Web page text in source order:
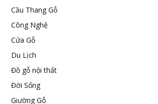
Cầu Thang Gỗ
Công Nghệ
Cửa Gỗ
Du Lịch
Đồ gỗ nội thất
Đời Sống
Giường Gỗ